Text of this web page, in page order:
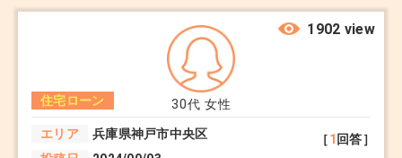
だけ見るとまだこのままで良いと思っていますが、今後
上がる可能性が高い為、切り替えを迷っています。 ま
だ様子見で良いと思いますか？
30代 女性
住宅ローン
エリア
兵庫県神戸市中央区
［1 回答］
1902 view